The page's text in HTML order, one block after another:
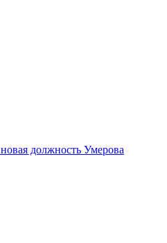
должность Умерова